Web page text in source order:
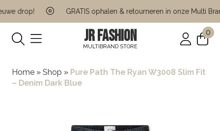
drop! GRATIS ophalen & retourneren in onze Multi
JR FASHION
MULTIBRAND STORE
0
Home » Shop » Pure Path The Ryan W3008 Slim Fit
– Denim Dark Blue